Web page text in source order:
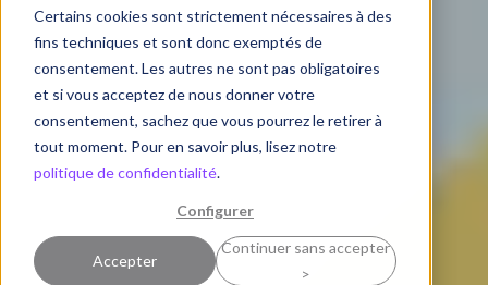
Certains cookies sont strictement nécessaires à des
fins techniques et sont donc exemptés de
consentement. Les autres ne sont pas obligatoires
et si vous acceptez de nous donner votre
consentement, sachez que vous pourrez le retirer à
tout moment. Pour en savoir plus, lisez notre
politique de confidentialité.
Configurer
Accepter
Continuer sans accepter
>